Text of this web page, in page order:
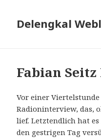
Delengkal
Fabian
Vor einer Viertelstunde
Radioninterview, das,
lief. Letztendlich hat
den gestrigen Tag